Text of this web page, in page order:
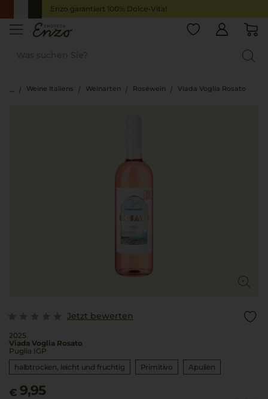
Enzo garantiert 100% Dolce-Vita!
Weine Italiens Weinarten Roséwein Viada Voglia Rosato
Jetzt bewerten
2025
Viada Voglia Rosato
Puglia IGP
halbtrocken, leicht und fruchtig
Primitivo Apulien
€ 9,95